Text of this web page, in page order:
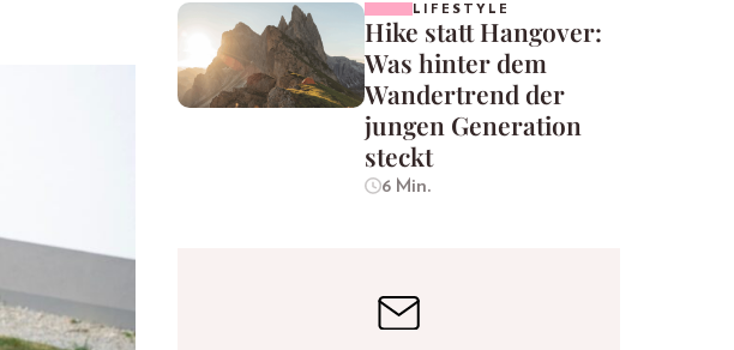
LIFESTYLE
Hike statt Hangover:
Was hinter dem
Wandertrend der
jungen Generation
steckt
6 Min.